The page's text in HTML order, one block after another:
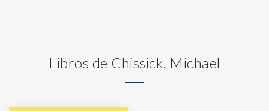
Libros de Chissick, Michael